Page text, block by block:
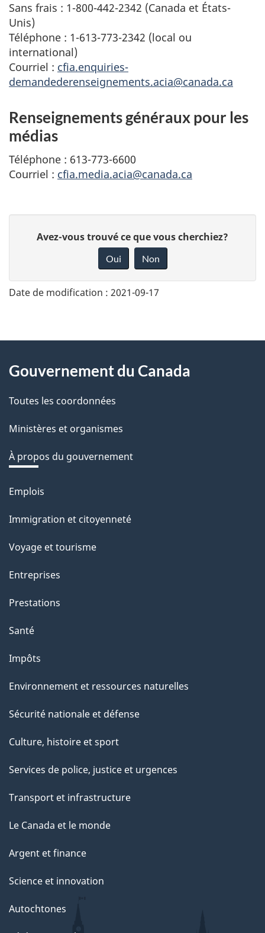
Sans frais : 1-800-442-2342 (Canada et États-
Unis)
Téléphone : 1-613-773-2342 (local ou
international)
Courriel : cfia.enquiries-
demandederenseignements.acia@canada.ca
Renseignements généraux pour les
médias
Téléphone : 613-773-6600
Courriel : cfia.media.acia@canada.ca
n
v
o
t
r
r
é
t
r
a
c
i
o
s
u
c
e
t
e
a
g
Avez-vous trouvé ce que vous cherchiez?
Oui Non
Date de modification : 2021-09-17
About
this
site
Gouvernement du Canada
Toutes les coordonnées
Ministères et organismes
À propos du gouvernement
Thèmes
sujets
Emplois
Immigration et citoyenneté
Voyage et tourisme
Entreprises
Prestations
Santé
Impôts
Environnement et ressources naturelles
Sécurité nationale et défense
Culture, histoire et sport
Services de police, justice et urgences
Transport et infrastructure
Le Canada et le monde
Argent et finance
Science et innovation
Autochtones